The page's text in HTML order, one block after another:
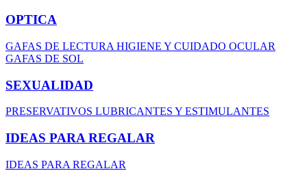
OPTICA
GAFAS DE LECTURA HIGIENE Y CUIDADO OCULAR
GAFAS DE SOL
SEXUALIDAD
PRESERVATIVOS LUBRICANTES Y ESTIMULANTES
IDEAS PARA REGALAR
IDEAS PARA REGALAR